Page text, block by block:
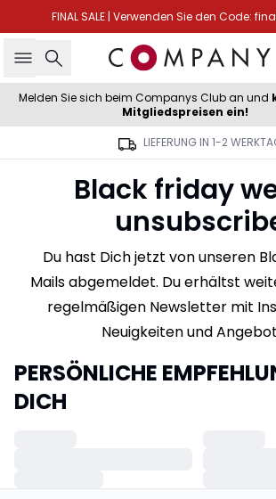
FINAL SALE | Verwenden Sie den Code:
Suche
Melden Sie sich beim Companys Club an und
Mitgliedspreisen ein!
LIEFERUNG IN 1-2
Black friday
Du hast Dich jetzt von unseren
Mails abgemeldet. Du erhältst
regelmäßigen Newsletter mit
Neuigkeiten und
PERSÖNLICHE
DICH